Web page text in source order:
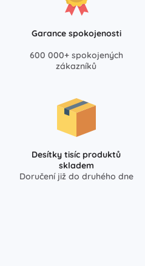
Garance spokojenosti
600 000+ spokojených
zákazníků
Desítky tisíc produktů
skladem
Doručení již do druhého dne